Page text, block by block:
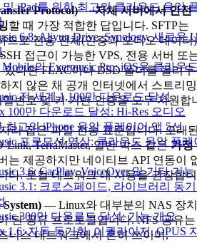
및 iPad를 위한 최고의 클라우드 음악
6.8: Aliyun Drive, Synology, 새로운
Mobile의 Evermusic Pro: iOS용 클라우
전 세계 1,100만 다운로드 달성
100만 다운로드 달성: Hi-Res 오디오
최고의 iPhone 음악 플레이어 앱 5선
프로모션 영상: 클라우드 음악 플레
3.6: CarPlay, VoiceOver 및 기타 기능
3.1: 크로스페이드, 라이브러리 동
300만 다운로드 달성: 기능 개요
1.6: 자동 동기화, 이퀄라이저, OPUS
Protocol)—자체 서버에서 안전
할 때 가장 적합한 답입니다. SFTP는
므로 전송 전체(인증과 오디오 데이터)
접근이 가능한 VPS, 전용 서버 또
있다면 FLAC이나 DSD 폴더를 올려두
지 않은 채 공개 인터넷에서 스트리밍
번호 및 키 기반 인증을 모두 지원합
리 잡은 파일 전송 표준입니다. 오래
Link, TerraMaster, 일반 박스 같은가정
는 제공하지만 네이티브 API 연동이
다. 로컬 네트워크 내 사용을 권장합니
— Linux와 대부분의 NAS 장치
된 공유 프로토콜입니다. NFS 공유는
니스 네트워크에서 흔히 쓰이며,